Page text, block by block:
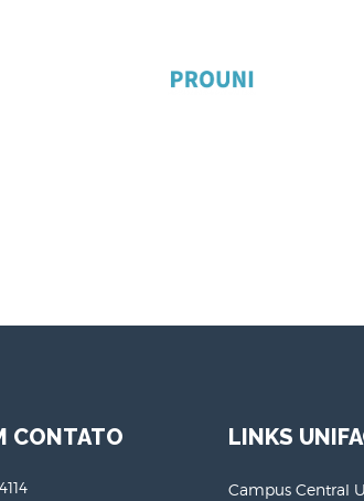
CONTATO LINKS
Campus Central